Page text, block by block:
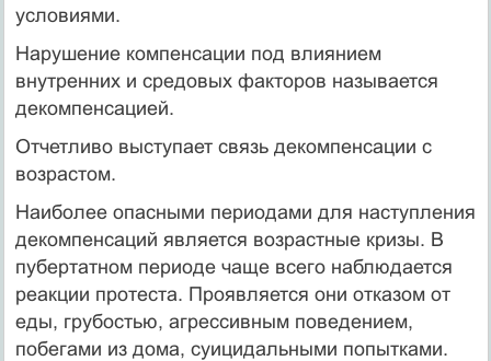
условиями.
Нарушение компенсации под влиянием
внутренних и средовых факторов называется
декомпенсацией.
Отчетливо выступает связь декомпенсации с
возрастом.
Наиболее опасными периодами для наступления
декомпенсаций является возрастные кризы. В
пубертатном периоде чаще всего наблюдается
реакции протеста. Проявляется они отказом от
еды, грубостью, агрессивным поведением,
побегами из дома, суицидальными попытками.